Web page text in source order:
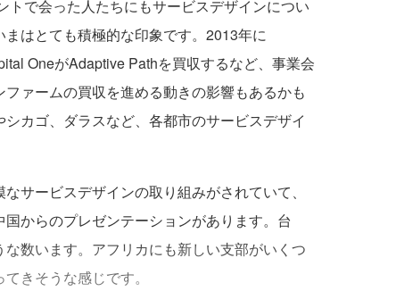
で会った人たちにもサービスデザインについ
はとても積極的な印象です。2013年に
OneがAdaptive Pathを買収するなど、事業会
ァームの買収を進める動きの影響もあるかも
カゴ、ダラスなど、各都市のサービスデザイ
サービスデザインの取り組みがされていて、
からのプレゼンテーションがあります。台
数います。アフリカにも新しい支部がいくつ
きそうな感じです。